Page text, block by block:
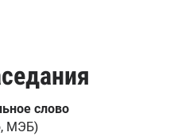
слово
МЭБ)